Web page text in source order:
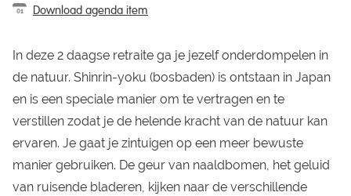
Download agenda item
In deze 2 daagse retraite ga je jezelf onderdompelen in
de natuur. Shinrin-yoku (bosbaden) is ontstaan in Japan
en is een speciale manier om te vertragen en te
verstillen zodat je de helende kracht van de natuur kan
ervaren. Je gaat je zintuigen op een meer bewuste
manier gebruiken. De geur van naaldbomen, het geluid
van ruisende bladeren, kijken naar de verschillende